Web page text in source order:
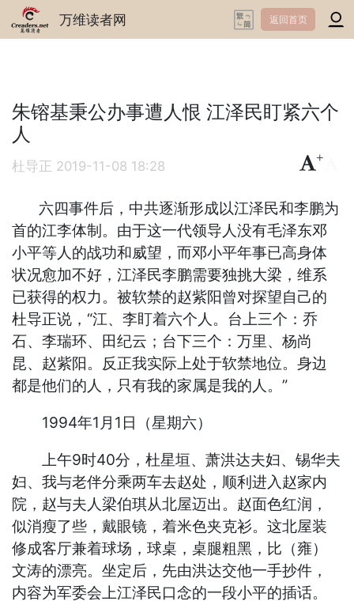
万维读者网 返回首页
朱镕基秉公办事遭人恨 江泽民盯紧六个
人
杜导正 2019-11-08 18:28
+
六四事件后，中共逐渐形成以江泽民和李鹏为
首的江李体制。由于这一代领导人没有毛泽东邓
小平等人的战功和威望，而邓小平年事已高身体
状况愈加不好，江泽民李鹏需要独挑大梁，维系
已获得的权力。被软禁的赵紫阳曾对探望自己的
杜导正说，“江、李盯着六个人。台上三个：乔
石、李瑞环、田纪云；台下三个：万里、杨尚
昆、赵紫阳。反正我实际上处于软禁地位。身边
都是他们的人，只有我的家属是我的人。”
1994年1月1日（星期六）
上午9时40分，杜星垣、萧洪达夫妇、锡华夫
妇、我与老伴分乘两车去赵处，顺利进入赵家内
院，赵与夫人梁伯琪从北屋迈出。赵面色红润，
似消瘦了些，戴眼镜，着米色夹克衫。这北屋装
修成客厅兼着球场，球桌，桌腿粗黑，比（雍）
文涛的漂亮。坐定后，先由洪达交他一手抄件，
内容为军委会上江泽民口念的一段小平的插话。